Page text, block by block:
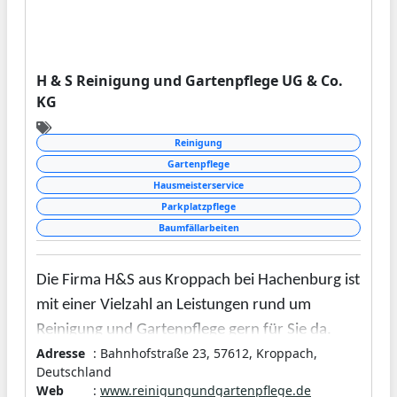
Dazu zählen unter anderem Fenstermontagen
und Türmontagen. Gerne geben wir Ihnen
weitere Informationen zu unseren
Tätigkeitsfeldern. Sprechen Sie uns darauf an!
H & S Reinigung und Gartenpflege UG & Co.
KG
Reinigung
Gartenpflege
Hausmeisterservice
Parkplatzpflege
Baumfällarbeiten
Die Firma H&S aus Kroppach bei Hachenburg ist
mit einer Vielzahl an Leistungen rund um
Reinigung und Gartenpflege gern für Sie da.
Wir erledigen klassische Hausmeisterdienste
Adresse : Bahnhofstraße 23, 57612, Kroppach,
Deutschland
Web
: www.reinigungundgartenpflege.de